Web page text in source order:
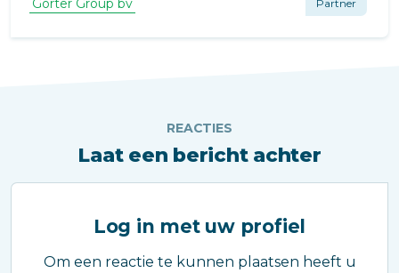
Gorter Group bv Partner
REACTIES
Laat een bericht achter
Log in met uw profiel
Om een reactie te kunnen plaatsen heeft u